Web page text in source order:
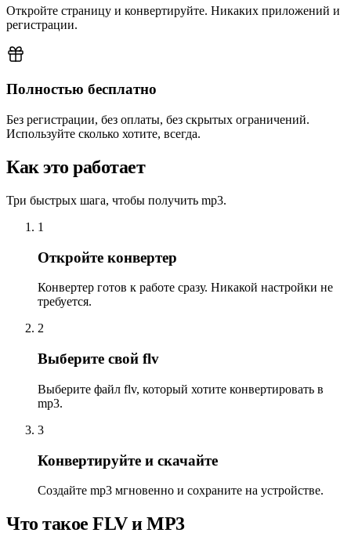
Откройте страницу и конвертируйте. Никаких приложений и
регистрации.
Полностью бесплатно
Без регистрации, без оплаты, без скрытых ограничений.
Используйте сколько хотите, всегда.
Как это работает
Три быстрых шага, чтобы получить mp3.
1
Откройте конвертер
Конвертер готов к работе сразу. Никакой настройки не
требуется.
2
Выберите свой flv
Выберите файл flv, который хотите конвертировать в
mp3.
3
Конвертируйте и скачайте
Создайте mp3 мгновенно и сохраните на устройстве.
Что такое FLV и MP3